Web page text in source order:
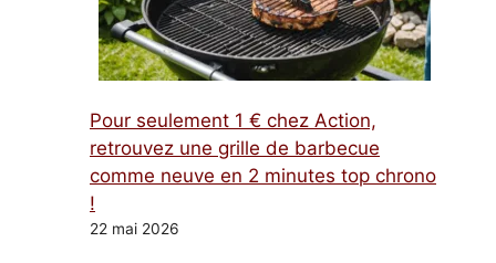
Pour seulement 1 € chez Action,
retrouvez une grille de barbecue
comme neuve en 2 minutes top chrono
!
22 mai 2026